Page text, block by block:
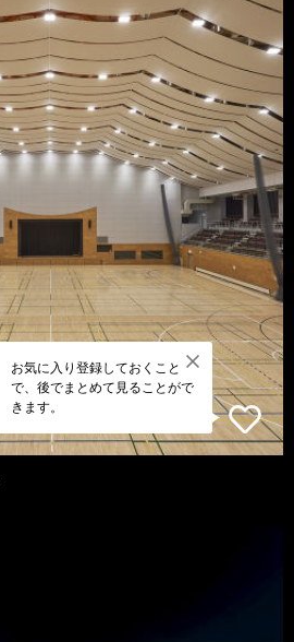
お気に入り登録しておくこと
で、後でまとめて見ることがで
きます。